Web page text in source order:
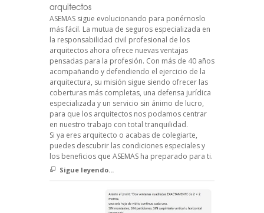
arquitectos
ASEMAS sigue evolucionando para ponérnoslo
más fácil. La mutua de seguros especializada en
la responsabilidad civil profesional de los
arquitectos ahora ofrece nuevas ventajas
pensadas para la profesión. Con más de 40 años
acompañando y defendiendo el ejercicio de la
arquitectura, su misión sigue siendo ofrecer las
coberturas más completas, una defensa jurídica
especializada y un servicio sin ánimo de lucro,
para que los arquitectos nos podamos centrar
en nuestro trabajo con total tranquilidad.
Si ya eres arquitecto o acabas de colegiarte,
puedes descubrir las condiciones especiales y
los beneficios que ASEMAS ha preparado para ti.
Sigue leyendo...